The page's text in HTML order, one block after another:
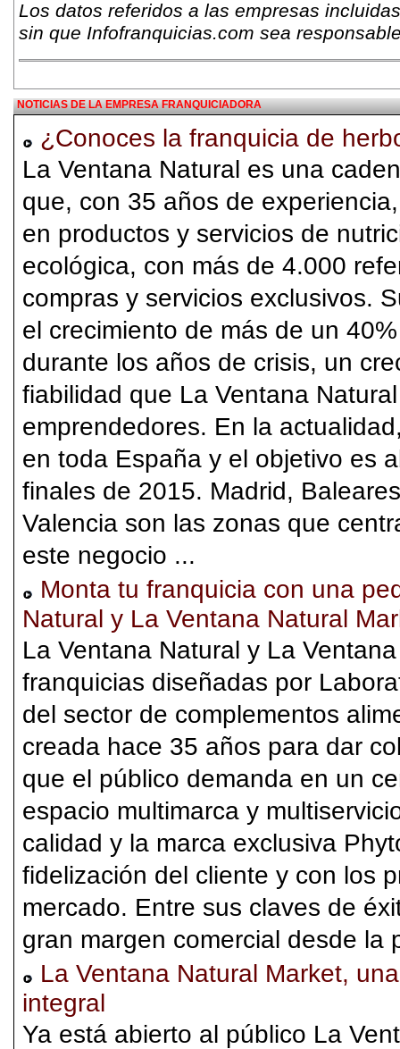
Los datos referidos a las empresas
sin que Infofranquicias.com sea
NOTICIAS DE LA EMPRESA FRANQUICIADORA
¿Conoces la franquicia de
La Ventana Natural es una
que, con 35 años de
en productos y servicios de
ecológica, con más de 4.000
compras y servicios exclusivos.
el crecimiento de más de un
durante los años de crisis, un
fiabilidad que La Ventana
emprendedores. En la
en toda España y el objetivo es
finales de 2015. Madrid,
Valencia son las zonas que
este negocio ...
Monta tu franquicia con una
Natural y La Ventana Natural
La Ventana Natural y La
franquicias diseñadas por
del sector de complementos
creada hace 35 años para dar
que el público demanda en un
espacio multimarca y
calidad y la marca exclusiva
fidelización del cliente y con los
mercado. Entre sus claves de
gran margen comercial desde la
La Ventana Natural Market,
integral
Ya está abierto al público La